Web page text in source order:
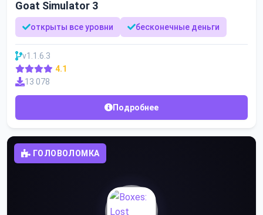
Goat Simulator 3
открыты все уровни бесконечные деньги
v1.1.6.3
4.1
13 078
Подробнее
ГОЛОВОЛОМКА